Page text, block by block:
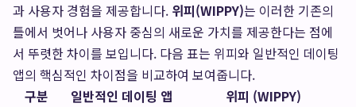
과 사용자 경험을 제공합니다. 위피(WIPPY)는 이러한 기존의
틀에서 벗어나 사용자 중심의 새로운 가치를 제공한다는 점에
서 뚜렷한 차이를 보입니다. 다음 표는 위피와 일반적인 데이팅
앱의 핵심적인 차이점을 비교하여 보여줍니다.
구분
일반적인 데이팅 앱
위피 (WIPPY)